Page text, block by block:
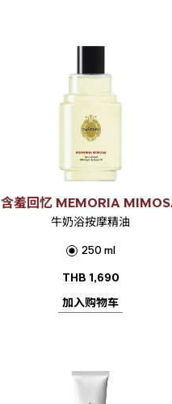
含羞回忆 MEMORIA
牛奶浴按摩精油
250 ml
THB 1,690
加入购物车